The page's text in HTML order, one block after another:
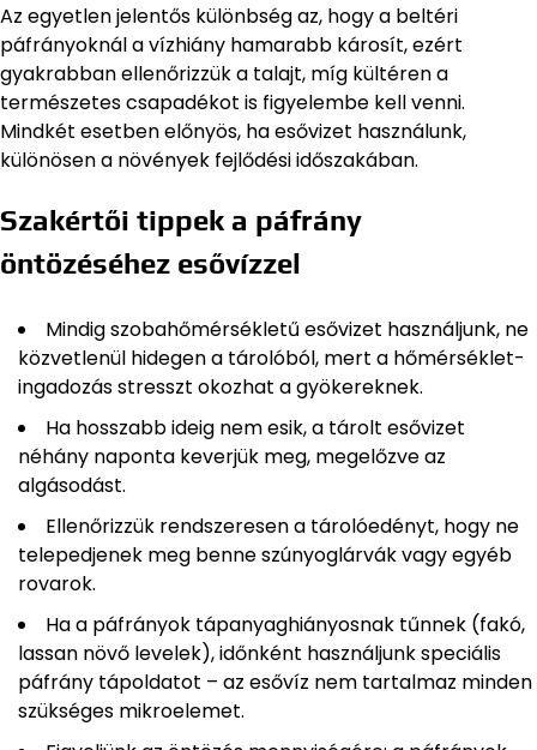
Az egyetlen jelentős különbség az, hogy a beltéri
páfrányoknál a vízhiány hamarabb károsít, ezért
gyakrabban ellenőrizzük a talajt, míg kültéren a
természetes csapadékot is figyelembe kell venni.
Mindkét esetben előnyös, ha esővizet használunk,
különösen a növények fejlődési időszakában.
Szakértői tippek a páfrány
öntözéséhez esővízzel
Mindig szobahőmérsékletű esővizet használjunk, ne
közvetlenül hidegen a tárolóból, mert a hőmérséklet-
ingadozás stresszt okozhat a gyökereknek.
Ha hosszabb ideig nem esik, a tárolt esővizet
néhány naponta keverjük meg, megelőzve az
algásodást.
Ellenőrizzük rendszeresen a tárolóedényt, hogy ne
telepedjenek meg benne szúnyoglárvák vagy egyéb
rovarok.
Ha a páfrányok tápanyaghiányosnak tűnnek (fakó,
lassan növő levelek), időnként használjunk speciális
páfrány tápoldatot – az esővíz nem tartalmaz minden
szükséges mikroelemet.